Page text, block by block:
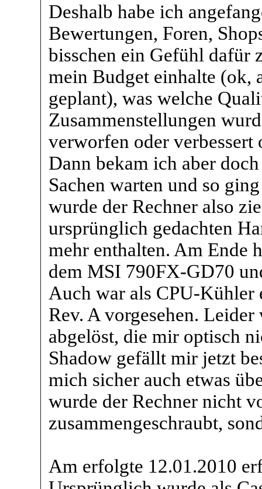
Deshalb habe ich
Bewertungen, Foren,
bisschen ein Gefühl dafür
mein Budget einhalte (ok,
geplant), was welche
Zusammenstellungen
verworfen oder
Dann bekam ich aber
Sachen warten und so
wurde der Rechner also
ursprünglich gedachten
mehr enthalten. Am Ende
dem MSI 790FX-GD70
Auch war als CPU-
Rev. A vorgesehen.
abgelöst, die mir optisch
Shadow gefällt mir jetzt
mich sicher auch etwas
wurde der Rechner nicht
zusammengeschraubt,
Am erfolgte 12.01.2010